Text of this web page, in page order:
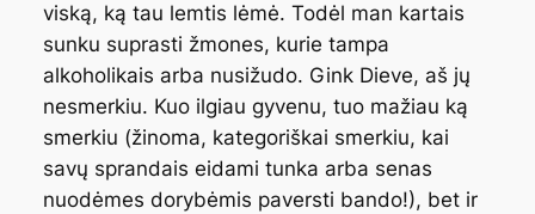
viską, ką tau lemtis lėmė. Todėl man kartais
sunku suprasti žmones, kurie tampa
alkoholikais arba nusižudo. Gink Dieve, aš jų
nesmerkiu. Kuo ilgiau gyvenu, tuo mažiau ką
smerkiu (žinoma, kategoriškai smerkiu, kai
savų sprandais eidami tunka arba senas
nuodėmes dorybėmis paversti bando!), bet ir